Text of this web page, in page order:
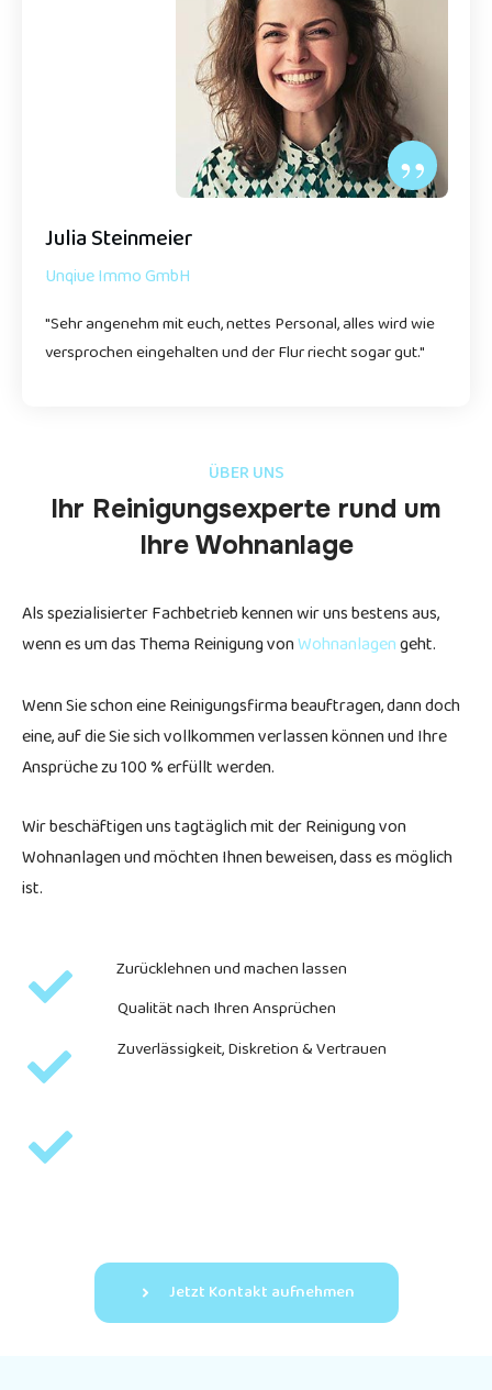
Julia Steinmeier
Unqiue Immo GmbH
"Sehr angenehm mit euch, nettes Personal, alles wird wie
versprochen eingehalten und der Flur riecht sogar gut."
”
ÜBER UNS
Ihr Reinigungsexperte rund um
Ihre Wohnanlage
Als spezialisierter Fachbetrieb kennen wir uns bestens aus,
wenn es um das Thema Reinigung vonWohnanlagengeht.
Wenn Sie schon eine Reinigungsfirma beauftragen, dann doch
eine, auf die Sie sich vollkommen verlassen können und Ihre
Ansprüche zu 100 % erfüllt werden.
Wir beschäftigen uns tagtäglich mit der Reinigung von
Wohnanlagen und möchten Ihnen beweisen, dass es möglich
ist.
Zurücklehnen und machen lassen
Qualität nach Ihren Ansprüchen
Zuverlässigkeit, Diskretion & Vertrauen
Jetzt Kontakt aufnehmen